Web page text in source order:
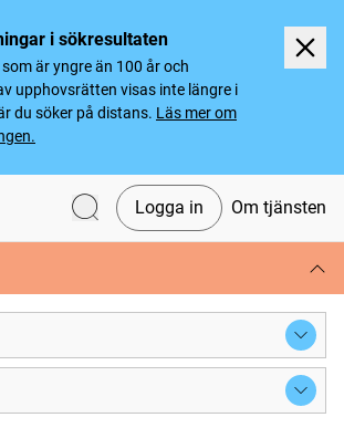
i sökresultaten
är yngre än 100 år och
upphovsrätten visas inte längre i
du söker på distans. Läs mer om
Logga in Om tjänsten